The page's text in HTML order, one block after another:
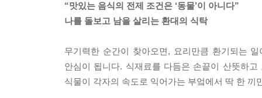
고기 없이 채소와 면을 넣고 끓인 마라탕은 비교
기 어렵다는 부분이 있지만, 100퍼센트가 아니어
--- p.83
계절을 만끽하는 최고의 방법으로 다음 두 가지
“맛있는 음식의 전제 조건은 ‘동물’이 아니다”
나를 돌보고 남을 살리는 환대의 식탁
무기력한 순간이 찾아오면, 요리만큼 환기되는
안심이 됩니다. 식재료를 다듬은 손끝이 산뜻하
식물이 각자의 속도로 익어가는 부엌에서 딱 한 끼